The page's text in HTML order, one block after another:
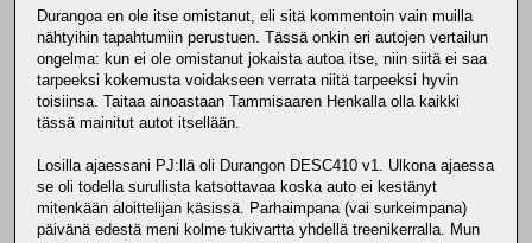
Durangoa en ole itse omistanut, eli sitä kommentoin vain muilla
nähtyihin tapahtumiin perustuen. Tässä onkin eri autojen vertailun
ongelma: kun ei ole omistanut jokaista autoa itse, niin siitä ei saa
tarpeeksi kokemusta voidakseen verrata niitä tarpeeksi hyvin
toisiinsa. Taitaa ainoastaan Tammisaaren Henkalla olla kaikki
tässä mainitut autot itsellään.
Losilla ajaessani PJ:llä oli Durangon DESC410 v1. Ulkona ajaessa
se oli todella surullista katsottavaa koska auto ei kestänyt
mitenkään aloittelijan käsissä. Parhaimpana (vai surkeimpana)
päivänä edestä meni kolme tukivartta yhdellä treenikerralla. Mun